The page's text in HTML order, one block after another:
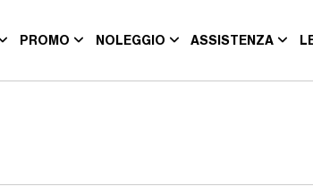
PROMO NOLEGGIO ASSISTENZA